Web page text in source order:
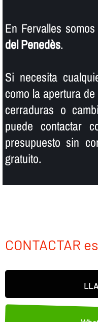
En Fervalles somos
del Penedès.
Si necesita
como la apertura
cerraduras o
puede contactar
presupuesto sin
gratuito.
CONTACTAR